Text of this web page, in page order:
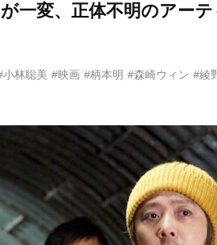
一変、正体不明のアー
小林聡美 #映画 #柄本明 #森崎ウィン #綾